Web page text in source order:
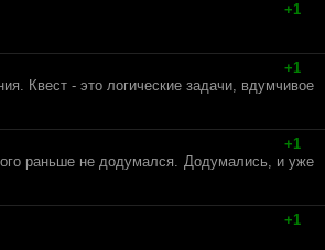
+1
+1
Квест - это логические задачи, вдумчивое
+1
раньше не додумался. Додумались, и уже
+1